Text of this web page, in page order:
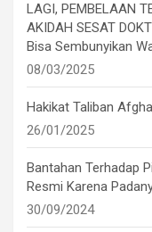
LAGI, PEMBELAAN
AKIDAH SESAT
Bisa Sembunyikan
08/03/2025
Hakikat Taliban
26/01/2025
Bantahan Terhadap
Resmi Karena
30/09/2024